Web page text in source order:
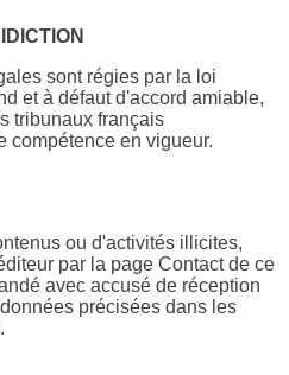
sont régies par la loi
et à défaut d'accord amiable,
tribunaux français
compétence en vigueur.
ou d'activités illicites,
par la page Contact de ce
avec accusé de réception
précisées dans les